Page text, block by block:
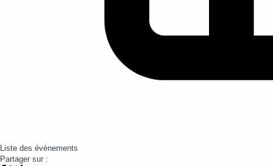
Liste des évènements
Partager sur :